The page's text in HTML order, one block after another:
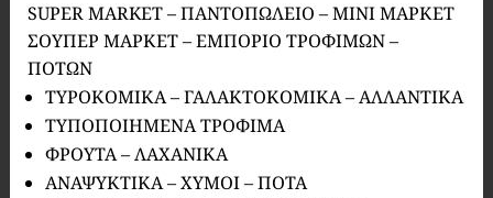
SUPER MARKET – ΠΑΝΤΟΠΩΛΕΙΟ – ΜΙΝΙ ΜΑΡΚΕΤ
ΣΟΥΠΕΡ ΜΑΡΚΕΤ – ΕΜΠΟΡΙΟ ΤΡΟΦΙΜΩΝ –
ΠΟΤΩΝ
ΤΥΡΟΚΟΜΙΚΑ – ΓΑΛΑΚΤΟΚΟΜΙΚΑ – ΑΛΛΑΝΤΙΚΑ
ΤΥΠΟΠΟΙΗΜΕΝΑ ΤΡΟΦΙΜΑ
ΦΡΟΥΤΑ – ΛΑΧΑΝΙΚΑ
ΑΝΑΨΥΚΤΙΚΑ – ΧΥΜΟΙ – ΠΟΤΑ